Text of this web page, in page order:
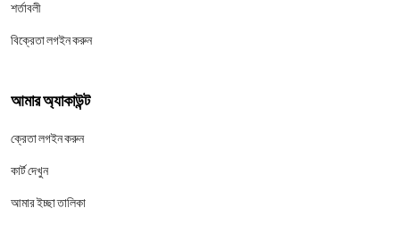
শর্তাবলী
বিক্রেতা লগইন করুন
আমার অ্যাকাউন্ট
ক্রেতা লগইন করুন
কার্ট দেখুন
আমার ইচ্ছা তালিকা